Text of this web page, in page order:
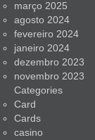
março 2025
agosto 2024
fevereiro 2024
janeiro 2024
dezembro 2023
novembro 2023
Categories
Card
Cards
casino